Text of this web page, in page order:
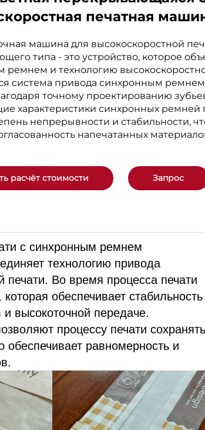
печатная
машина для высокоскоростной
типа - это устройство, которое
ремнем и технологию
система привода синхронным
точному проектированию
характеристики синхронных ремней
непрерывности и стабильности,
напечатанных
расчёт стоимости Запрос
с синхронным ремнем
технологию привода
Во время процесса печати
обеспечивает стабильность
и высокоточной передаче.
процессу печати сохранять
обеспечивает равномерность и